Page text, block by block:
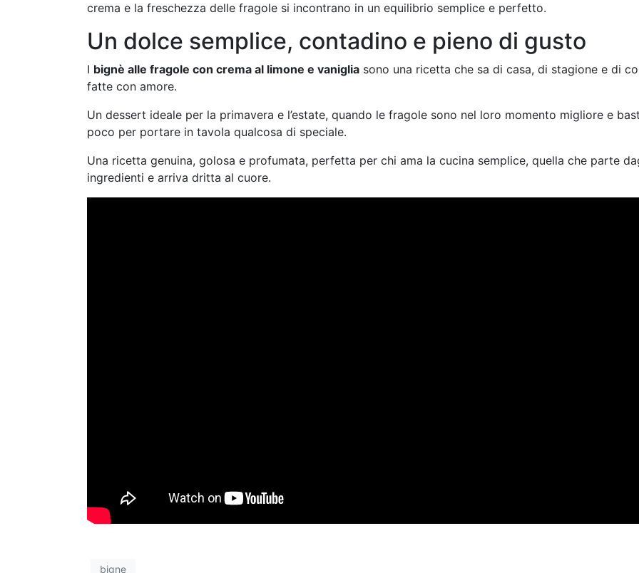
crema e la freschezza delle fragole si incontrano in un equilibrio semplice e perfetto.
Un dolce semplice, contadino e pieno di gusto
I bignè alle fragole con crema al limone e vaniglia sono una ricetta che sa di casa, di stagione e di
fatte con amore.
Un dessert ideale per la primavera e l’estate, quando le fragole sono nel loro momento migliore e
poco per portare in tavola qualcosa di speciale.
Una ricetta genuina, golosa e profumata, perfetta per chi ama la cucina semplice, quella che parte
ingredienti e arriva dritta al cuore.
bigne